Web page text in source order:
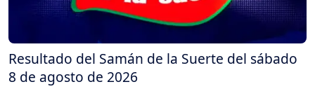
Resultado del Samán de la Suerte del sábado
8 de agosto de 2026